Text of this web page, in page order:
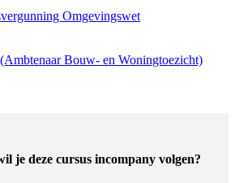
Omgevingswet
Bouw- en Woningtoezicht)
je deze cursus incompany volgen?